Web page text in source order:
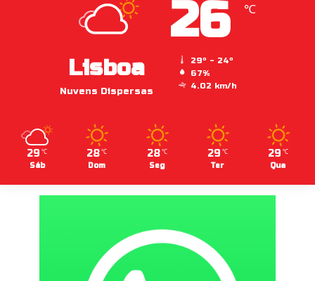
Lisboa
Nuvens Dispersas
26 ℃
29º - 24º
67%
4.02 km/h
29 ℃
Sáb
28 ℃
Dom
28 ℃
Seg
29 ℃
Ter
29 ℃
Qua